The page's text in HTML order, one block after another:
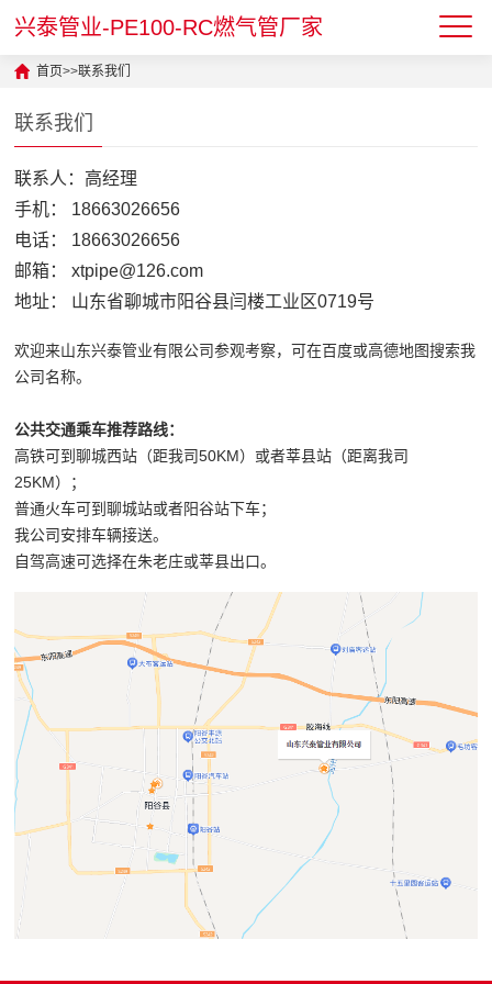
兴泰管业-PE100-RC燃气管厂家
首页>>联系我们
联系我们
联系人：高经理
手机： 18663026656
电话： 18663026656
邮箱： xtpipe@126.com
地址： 山东省聊城市阳谷县闫楼工业区0719号
欢迎来山东兴泰管业有限公司参观考察，可在百度或高德地图搜索我
公司名称。
公共交通乘车推荐路线：
高铁可到聊城西站（距我司50KM）或者莘县站（距离我司
25KM）；
普通火车可到聊城站或者阳谷站下车；
我公司安排车辆接送。
自驾高速可选择在朱老庄或莘县出口。